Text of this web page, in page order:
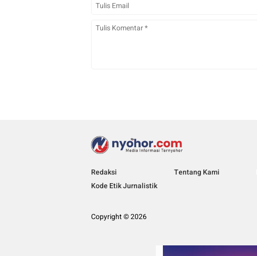
Redaksi Tentang Kami
Kode Etik Jurnalistik
Copyright © 2026